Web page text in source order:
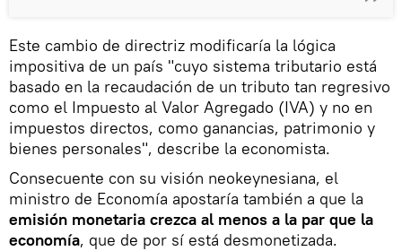
Este cambio de directriz modificaría la lógica
impositiva de un país "cuyo sistema tributario está
basado en la recaudación de un tributo tan regresivo
como el Impuesto al Valor Agregado (IVA) y no en
impuestos directos, como ganancias, patrimonio y
bienes personales", describe la economista.
Consecuente con su visión neokeynesiana, el
ministro de Economía apostaría también a que la
emisión monetaria crezca al menos a la par que la
economía, que de por sí está desmonetizada.